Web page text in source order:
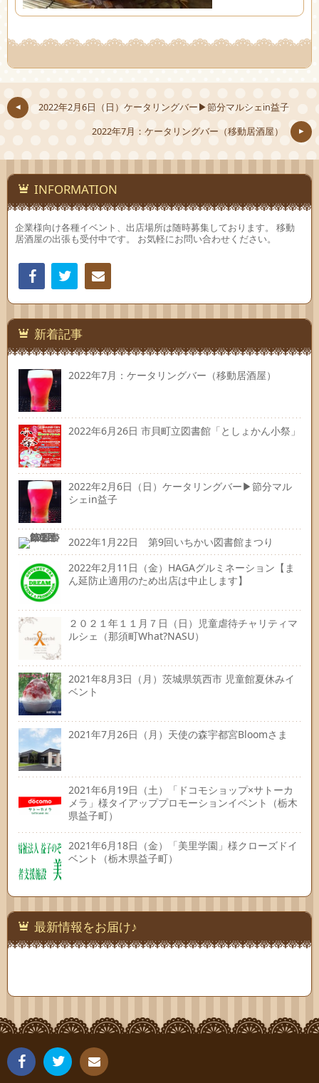
2022年2月6日（日）ケータリングバー▶節分マルシェin益子
2022年7月：ケータリングバー（移動居酒屋）
INFORMATION
企業様向け各種イベント、出店場所は随時募集しております。 移動
居酒屋の出張も受付中です。 お気軽にお問い合わせください。
Facebook
連絡
新着記事
2022年7月：ケータリングバー（移動居酒屋）
2022年6月26日 市貝町立図書館「としょかん小祭」
2022年2月6日（日）ケータリングバー▶節分マル
シェin益子
2022年1月22日 第9回いちかい図書館まつり
2022年2月11日（金）HAGAグルミネーション【ま
ん延防止適用のため出店は中止します】
２０２１年１１月７日（日）児童虐待チャリティマ
ルシェ（那須町What?NASU）
2021年8月3日（月）茨城県筑西市 児童館夏休みイ
ベント
2021年7月26日（月）天使の森宇都宮Bloomさま
2021年6月19日（土）「ドコモショップ×サトーカ
メラ」様タイアッププロモーションイベント（栃木
県益子町）
2021年6月18日（金）「美里学園」様クローズドイ
ベント（栃木県益子町）
最新情報をお届け♪